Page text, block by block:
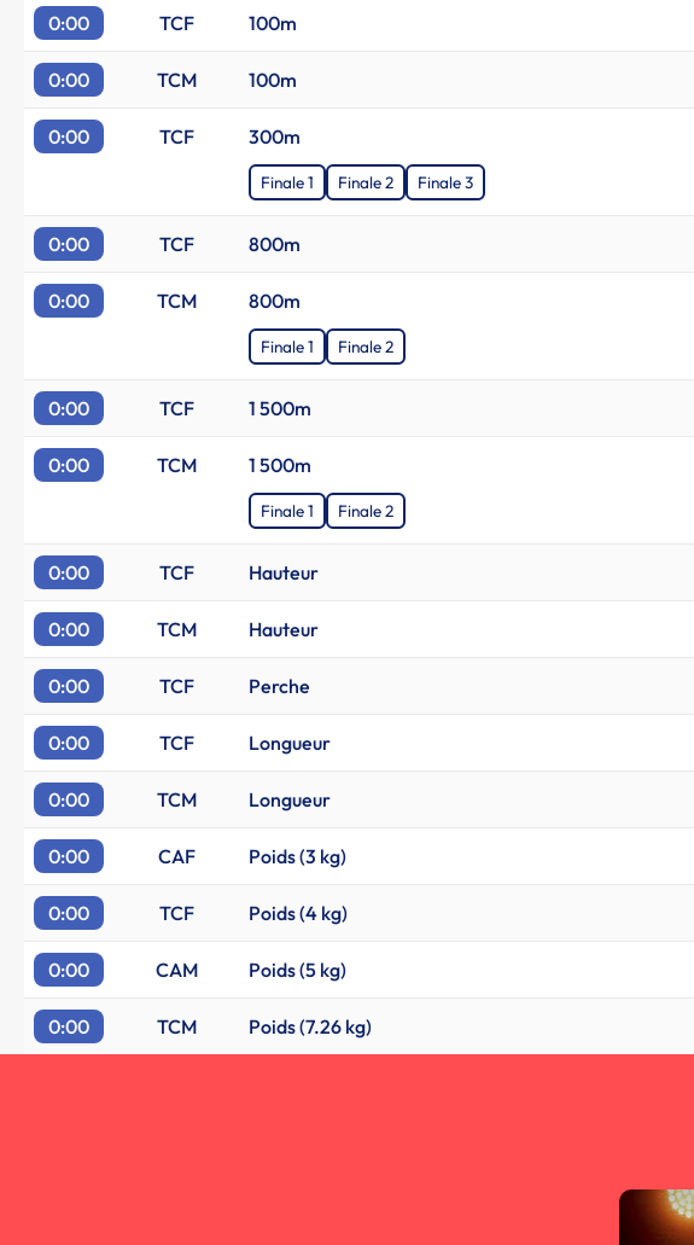
0:00 TCF 100m
0:00 TCM 100m
0:00 TCF 300m
Finale 1 Finale 2 Finale 3
0:00 TCF 800m
0:00 TCM 800m
Finale 1 Finale 2
0:00 TCF 1 500m
0:00 TCM 1 500m
Finale 1 Finale 2
0:00 TCF Hauteur
0:00 TCM Hauteur
0:00 TCF Perche
0:00 TCF Longueur
0:00 TCM Longueur
0:00 CAF Poids (3 kg)
0:00 TCF Poids (4 kg)
0:00 CAM Poids (5 kg)
0:00 TCM Poids (7.26 kg)